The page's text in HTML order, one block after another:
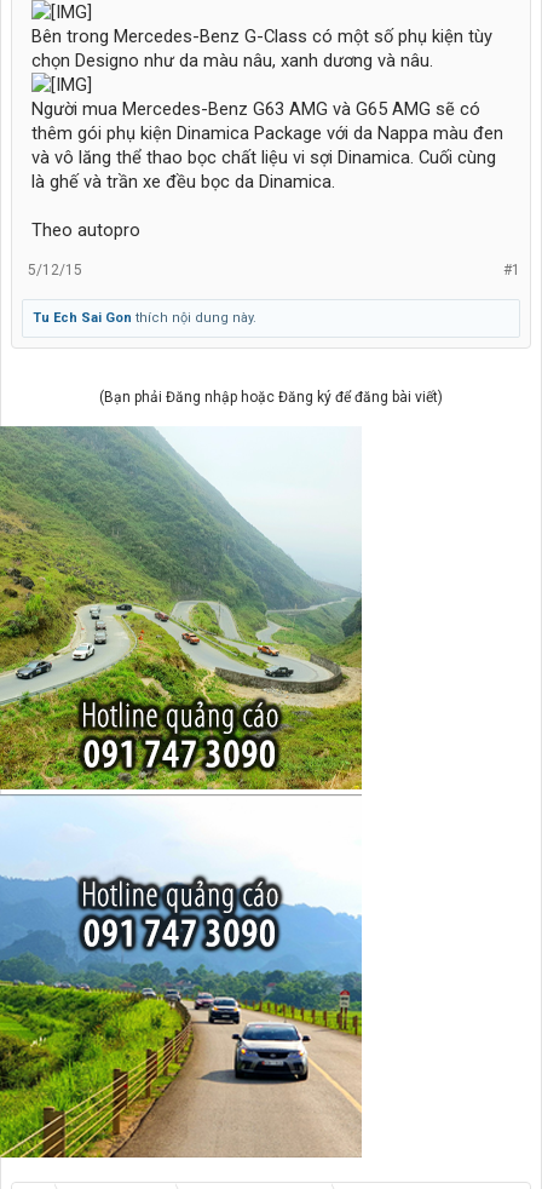
Bên trong Mercedes-Benz G-Class có một số phụ kiện tùy
chọn Designo như da màu nâu, xanh dương và nâu.
Người mua Mercedes-Benz G63 AMG và G65 AMG sẽ có
thêm gói phụ kiện Dinamica Package với da Nappa màu đen
và vô lăng thể thao bọc chất liệu vi sợi Dinamica. Cuối cùng
là ghế và trần xe đều bọc da Dinamica.
Theo autopro
#1
5/12/15
Tu Ech Sai Gon thích nội dung này.
(Bạn phải Đăng nhập hoặc Đăng ký để đăng bài viết)